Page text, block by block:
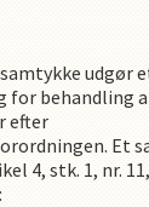
udgør
for behandling
efter
Et
4, stk. 1, nr.